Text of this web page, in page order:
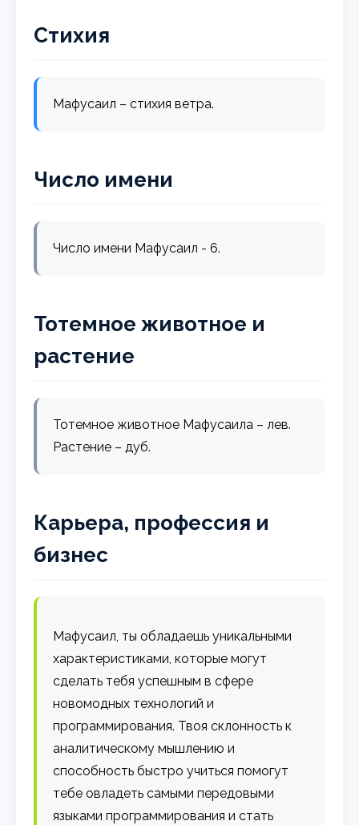
Стихия
Мафусаил – стихия ветра.
Число имени
Число имени Мафусаил - 6.
Тотемное животное и
растение
Тотемное животное Мафусаила – лев.
Растение – дуб.
Карьера, профессия и
бизнес
Мафусаил, ты обладаешь уникальными
характеристиками, которые могут
сделать тебя успешным в сфере
новомодных технологий и
программирования. Твоя склонность к
аналитическому мышлению и
способность быстро учиться помогут
тебе овладеть самыми передовыми
языками программирования и стать